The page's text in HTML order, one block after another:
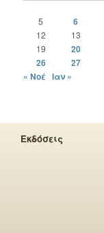
5 6
12 13
19 20
26
27
« Νοέ Ιαν »
Εκδόσεις